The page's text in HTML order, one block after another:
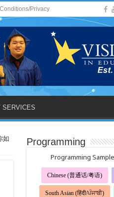
Privacy
SERVICES
如
Programming
Programming
Chinese (普通话/粤语)
South Asian (हिंदी/ਪੰਜਾਬੀ)